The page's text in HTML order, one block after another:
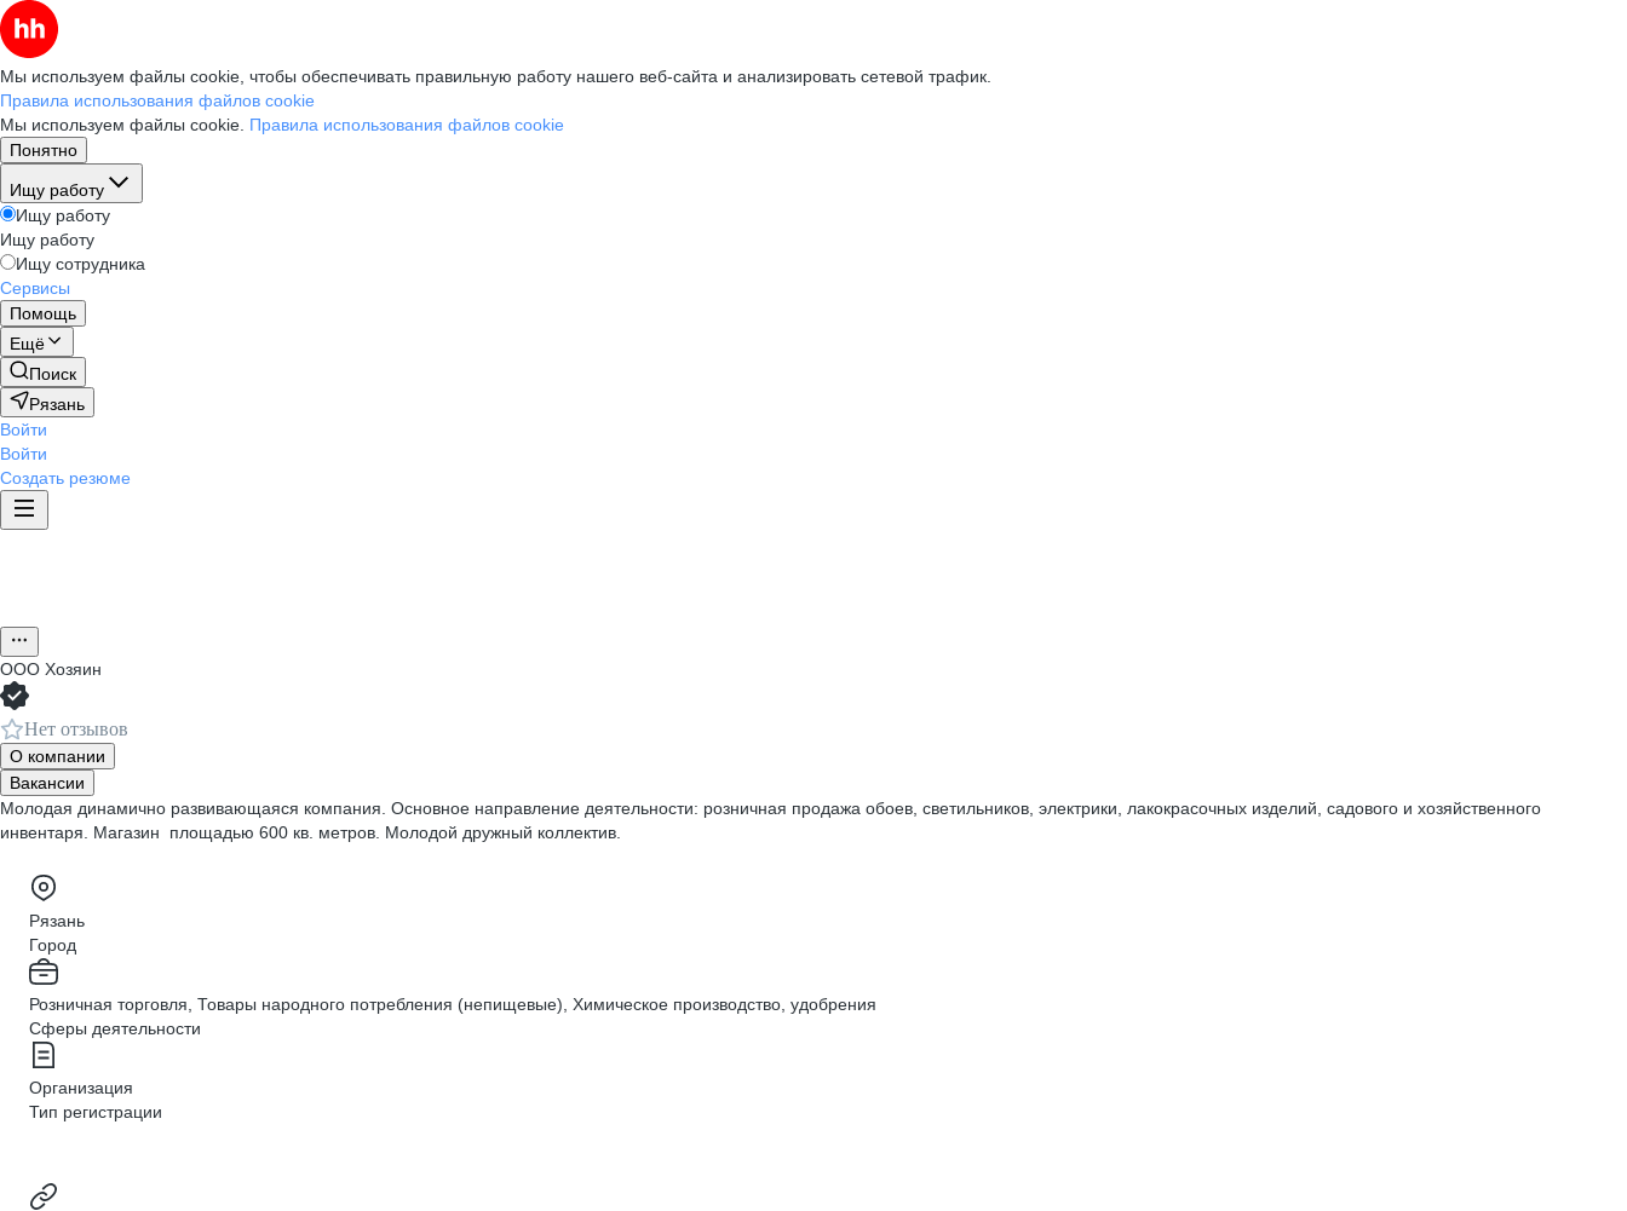
Мы используем файлы cookie, чтобы обеспечивать правильную работу нашего веб-сайта и анализировать сетевой трафик.
Правила использования файлов cookie
Мы используем файлы cookie. Правила использования файлов cookie
Понятно
Ищу работу
Ищу работу
Ищу работу
Ищу сотрудника
Сервисы
Помощь
Ещё
Поиск
Рязань
Войти
Войти
Создать резюме
ООО Хозяин
Нет отзывов
О компании
Вакансии
Молодая динамично развивающаяся компания. Основное направление деятельности: розничная продажа обоев, светильников, электрики, лакокрасочных изделий, садового и хозяйственного
инвентаря. Магазин площадью 600 кв. метров. Молодой дружный коллектив.
Рязань
Город
Розничная торговля, Товары народного потребления (непищевые), Химическое производство, удобрения
Сферы деятельности
Организация
Тип регистрации